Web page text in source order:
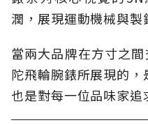
潤，展現運動機械與製
當兩大品牌在方寸之
陀飛輪腕錶所展現的，
也是對每一位品味家追